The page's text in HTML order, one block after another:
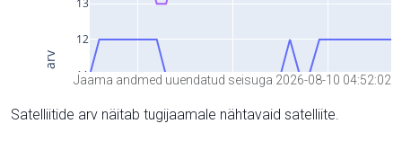
Jaama andmed uuendatud seisuga 2026-08-10 04:52:02
Satelliitide arv näitab tugijaamale nähtavaid satelliite.